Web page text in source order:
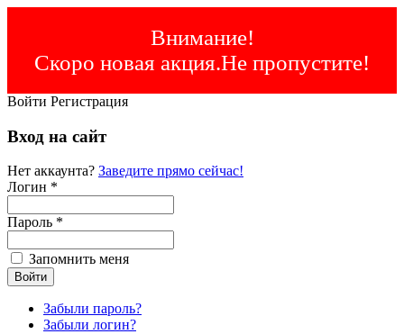
Внимание!
Скоро новая акция.Не пропустите!
Войти Регистрация
Вход на сайт
Нет аккаунта? Заведите прямо сейчас!
Логин *
Пароль *
Запомнить меня
Забыли пароль?
Забыли логин?